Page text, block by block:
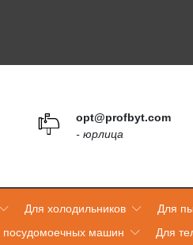
opt@profbyt.com
- юрлица
Для холодильников Для
посудомоечных машин Для